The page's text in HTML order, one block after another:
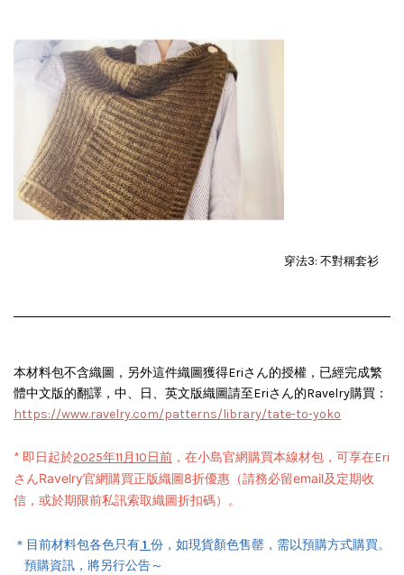
穿法3: 不對稱套衫
本材料包不含織圖，另外這件織圖獲得Eriさん的授權，已經完成繁
體中文版的翻譯，中、日、英文版織圖請至Eriさん的Ravelry購買 ：
https://www.ravelry.com/patterns/library/tate-to-yoko
* 即日起於2025年11月10日前 ，在小島官網購買本線材包，可享在Eri
さんRavelry官網購買正版織圖8折優惠（請務必留email及定期收
信，或於期限前私訊索取織圖折扣碼）。
＊目前材料包各色只有1 份，如現貨顏色售罄，需以預購方式購買。
預購資訊，將另行公告～